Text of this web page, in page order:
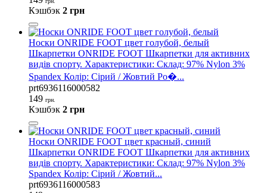
Кэшбэк 2 грн
Носки ONRIDE FOOT цвет голубой, белый
Шкарпетки ONRIDE FOOT Шкарпетки для активних
видів спорту. Характеристики: Склад: 97% Nylon 3%
Spandex Колір: Сірий / Жовтий Ро�...
prt6936116000582
149 грн.
Кэшбэк 2 грн
Носки ONRIDE FOOT цвет красный, синий
Шкарпетки ONRIDE FOOT Шкарпетки для активних
видів спорту. Характеристики: Склад: 97% Nylon 3%
Spandex Колір: Сірий / Жовтий...
prt6936116000583